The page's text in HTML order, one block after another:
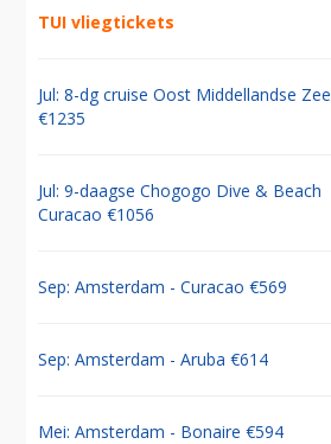
TUI vliegtickets
Jul: 8-dg cruise Oost Middellandse Zee
€1235
Jul: 9-daagse Chogogo Dive & Beach
Curacao €1056
Sep: Amsterdam - Curacao €569
Sep: Amsterdam - Aruba €614
Mei: Amsterdam - Bonaire €594